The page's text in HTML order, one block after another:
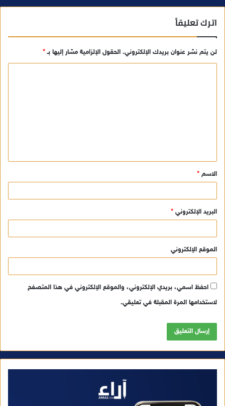
اترك تعليقاً
لن يتم نشر عنوان بريدك الإلكتروني. الحقول الإلزامية مشار إليها بـ*
ق
*
الاسم *
البريد الإلكتروني *
الموقع الإلكتروني
احفظ اسمي، بريدي الإلكتروني، والموقع الإلكتروني في هذا المتصفح
لاستخدامها المرة المقبلة في تعليقي.